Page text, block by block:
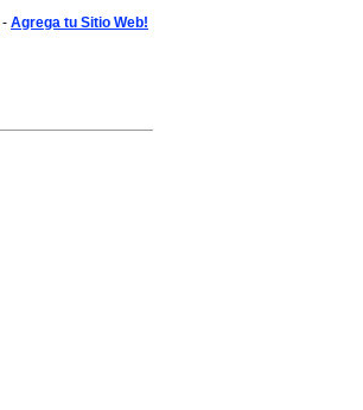
- Agrega tu Sitio Web!